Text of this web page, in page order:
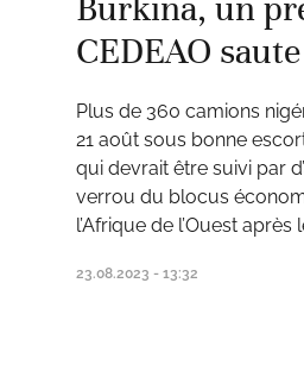
Burkina, un
CEDEAO saute
Plus de 360 camions
21 août sous bonne
qui devrait être suivi par
verrou du blocus
l’Afrique de l’Ouest après
23.08.2023 - 13:32